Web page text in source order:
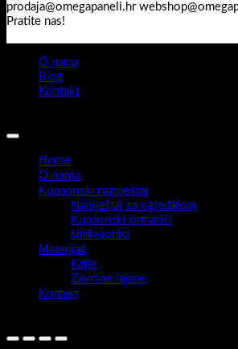
prodaja@omegapaneli.hr
Pratite nas!
O nama
Blog
Kontakt
Home
O nama
Kupaonski namještaj
Namještaj sa ogledalom
Kupaonski ormarići
Umivaonici
Materijali
Kajle
Završne lajsne
Kontakt